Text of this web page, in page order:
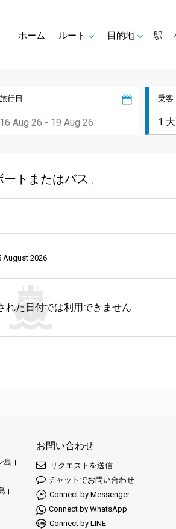
ホーム ルート 目的地 駅
旅行日 乗客
トまたはバス。
August 2026
れた日付では利用できません
島
お問い合わせ
リクエストを送信
チャットでお問い合わせ
Connect by Messenger
Connect by WhatsApp
Connect by LINE